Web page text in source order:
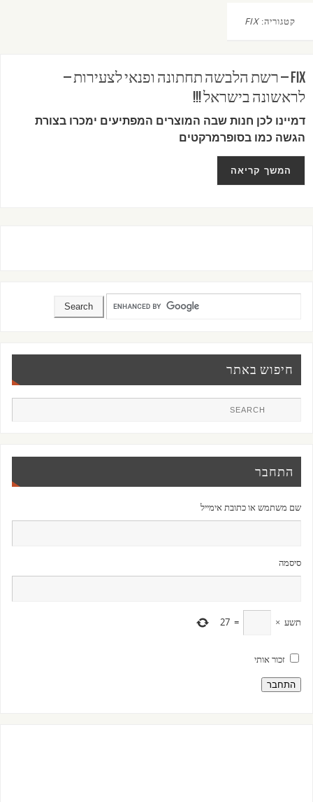
קטגוריה:FIX
FIX – רשת הלבשה תחתונה ופנאי לצעירות –
לראשונה בישראל !!!
דמיינו לכן חנות שבה המוצרים המפתיעים ימכרו בצורת
הגשה כמו בסופרמרקטים
המשך קריאה
חיפוש באתר
התחבר
שם משתמש או כתובת אימייל
סיסמה
תשע ×
=
27
זכור אותי
התחבר